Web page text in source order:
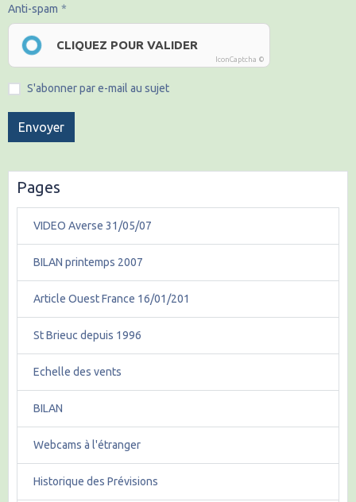
Anti-spam
CLIQUEZ POUR VALIDER
IconCaptcha ©
S'abonner par e-mail au sujet
Envoyer
Pages
VIDEO Averse 31/05/07
BILAN printemps 2007
Article Ouest France 16/01/201
St Brieuc depuis 1996
Echelle des vents
BILAN
Webcams à l'étranger
Historique des Prévisions